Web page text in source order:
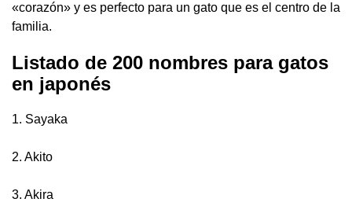
«corazón» y es perfecto para un gato que es el centro de la
familia.
Listado de 200 nombres para gatos
en japonés
1. Sayaka
2. Akito
3. Akira